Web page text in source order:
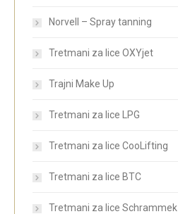
Norvell – Spray tanning
Tretmani za lice OXYjet
Trajni Make Up
Tretmani za lice LPG
Tretmani za lice CooLifting
Tretmani za lice BTC
Tretmani za lice Schrammek